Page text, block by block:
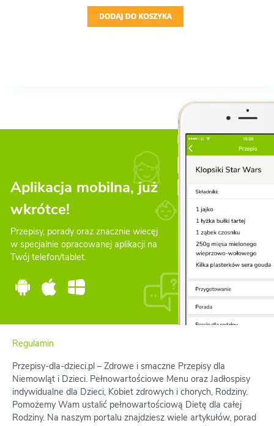
Aplikacja mobilna, już
wkrótce!
Przepisy, porady oraz znacznie wiecęj
w specjalnie opracowanej aplikacji na
Twój telefon/tablet.
Regulamin
Przepisy-dla-dzieci.pl – Zdrowe i smaczne Przepisy dla
Niemowląt i Dzieci. Pełnowartościowe Menu oraz Jadłospisy
indywidualne dla Dzieci, Kobiet zdrowych i chorych, Rodziny.
Pomożemy Wam ustalić pełnowartościową Dietę dla całej
Rodziny. Na naszym portalu znajdziesz wiele artykułów, porad